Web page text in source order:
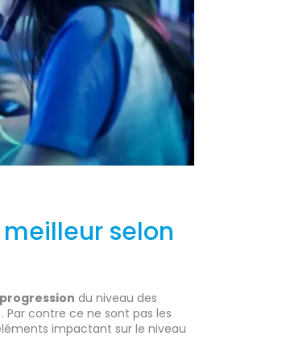
selon
progression du niveau des
Par contre ce ne sont pas les
impactant sur le niveau